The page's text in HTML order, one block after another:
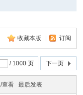
收藏本版 订阅
/ 1000 页 下一页
查看 最后发表